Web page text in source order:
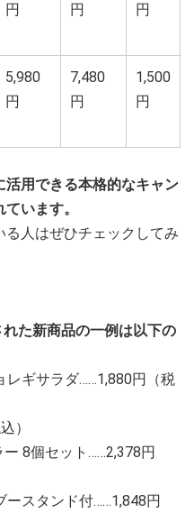
円
円
円
5,980
円
7,480
円
1,500
円
用できる本格的なキャン
います。
人はぜひチェックしてみ
た新商品の一例は以下の
レギサラダ……1,880円（税
）
ー 8個セット……2,378円
ースタンド付……1,848円